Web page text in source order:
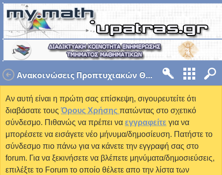
Ανακοινώσεις Προπτυχιακών Θεμάτων
Αν αυτή είναι η πρώτη σας επίσκεψη, σιγουρευτείτε ότι
διαβάσατε τους Όρους Χρήσης πατώντας στο σχετικό
σύνδεσμο. Πιθανώς να πρέπει να εγγραφείτε για να
μπορέσετε να εισάγετε νέο μήνυμα/δημοσίευση. Πατήστε το
σύνδεσμο πιο πάνω για να κάνετε την εγγραφή σας στο
forum. Για να ξεκινήσετε να βλέπετε μηνύματα/δημοσιεύσεις,
επιλέξτε το Forum το οποίο θέλετε απο την λίστα των